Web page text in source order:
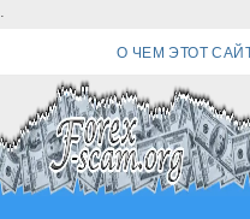
.
О ЧЕМ ЭТОТ